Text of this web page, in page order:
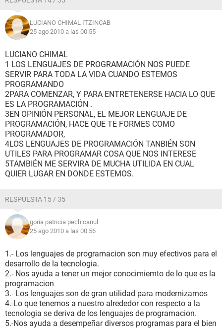
LUCIANO CHIMAL ITZINCAB
25 ago 2010 a las 00:55
LUCIANO CHIMAL
1 LOS LENGUAJES DE PROGRAMACIÓN NOS PUEDE
SERVIR PARA TODA LA VIDA CUANDO ESTEMOS
PROGRAMANDO
2PARA COMENZAR, Y PARA ENTRETENERSE HACIA LO QUE
ES LA PROGRAMACIÓN .
3EN OPINIÓN PERSONAL, EL MEJOR LENGUAJE DE
PROGRAMACIÓN, HACE QUE TE FORMES COMO
PROGRAMADOR,
4LOS LENGUAJES DE PROGRAMACIÓN TANBIÉN SON
UTILES PARA PROGRAMAR COSA QUE NOS INTERESE
5TAMBIÉN ME SERVIRA DE MUCHA UTILIDA EN CUAL
QUIER LUGAR EN DONDE ESTEMOS.
RESPUESTA 15 / 35
goria patricia pech canul
25 ago 2010 a las 00:56
1.- Los lenguajes de programacion son muy efectivos para el
desarrollo de la tecnologia.
2.- Nos ayuda a tener un mejor conocimiemto de lo que es la
programacion
3.- Los lenguajes son de gran utilidad para modernizarnos
4.-Lo que tenemos a nuestro alrededor con respecto a la
tecnologia se deriva de los lenguajes de programacion.
5.-Nos ayuda a desempeñar diversos programas para el bien